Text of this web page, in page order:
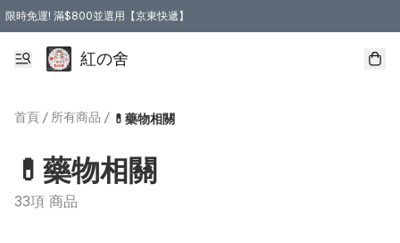
限時免運! 滿$800並選用【京東快遞】
紅の舍
首頁 / 所有商品 / 💊藥物相關
💊藥物相關
33項 商品